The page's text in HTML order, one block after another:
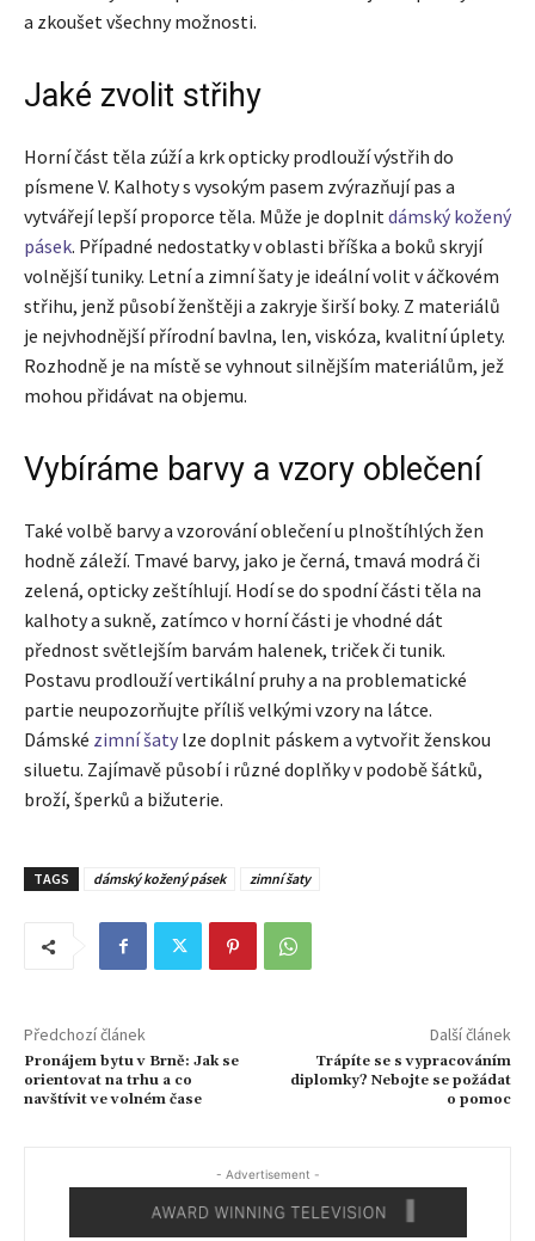
a zkoušet všechny možnosti.
Jaké zvolit střihy
Horní část těla zúží a krk opticky prodlouží výstřih do
písmene V. Kalhoty s vysokým pasem zvýrazňují pas a
vytvářejí lepší proporce těla. Může je doplnitdámský kožený
pásek. Případné nedostatky v oblasti bříška a boků skryjí
volnější tuniky. Letní a zimní šaty je ideální volit v áčkovém
střihu, jenž působí ženštěji a zakryje širší boky. Z materiálů
je nejvhodnější přírodní bavlna, len, viskóza, kvalitní úplety.
Rozhodně je na místě se vyhnout silnějším materiálům, jež
mohou přidávat na objemu.
Vybíráme barvy a vzory oblečení
Také volbě barvy a vzorování oblečení u plnoštíhlých žen
hodně záleží. Tmavé barvy, jako je černá, tmavá modrá či
zelená, opticky zeštíhlují. Hodí se do spodní části těla na
kalhoty a sukně, zatímco v horní části je vhodné dát
přednost světlejším barvám halenek, triček či tunik.
Postavu prodlouží vertikální pruhy a na problematické
partie neupozorňujte příliš velkými vzory na látce.
Dámské zimní šaty lze doplnit páskem a vytvořit ženskou
siluetu. Zajímavě působí i různé doplňky v podobě šátků,
broží, šperků a bižuterie.
TAGS dámský kožený pásek zimní šaty
Předchozí článek
Pronájem bytu v Brně: Jak se
orientovat na trhu a co
navštívit ve volném čase
Další článek
Trápíte se s vypracováním
diplomky? Nebojte se požádat
o pomoc
- Advertisement -